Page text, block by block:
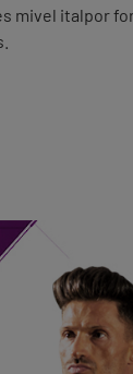
mivel italpor